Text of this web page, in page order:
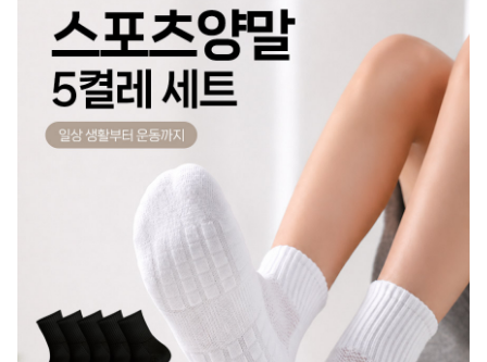
제조자/수입자 상품 상세설명 참조
제조국 상품 상세설명 참조
취급시 주의사항 상품 상세설명 참조
품질보증기준 상품 상세설명 참조
상품 상세설명 참조
상품 상세설명 참조